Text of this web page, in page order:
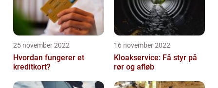
25 november 2022
Hvordan fungerer et
kreditkort?
16 november 2022
Kloakservice: Få styr på
rør og afløb